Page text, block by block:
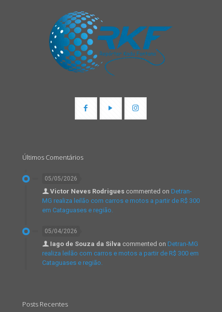
Últimos Comentários
05/05/2026
Victor Neves Rodrigues commented on Detran-
MG realiza leilão com carros e motos a partir de R$ 300
em Cataguases e região.
05/04/2026
Iago de Souza da Silva commented on Detran-MG
realiza leilão com carros e motos a partir de R$ 300 em
Cataguases e região.
Posts Recentes